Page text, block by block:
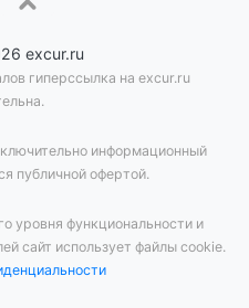
excur.ru
гиперссылка на excur.ru
информационный
публичной офертой.
уровня функциональности и
сайт использует файлы cookie.